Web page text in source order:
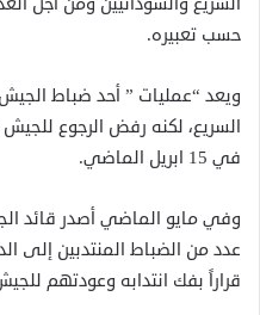
حسب تعبيره.
ويعد “عمليات ” أحد ضباط
السريع، لكنه رفض الرجوع
في 15 ابريل الماضي.
وفي مايو الماضي أصدر قائد
عدد من الضباط المنتدبين إلى
قراراً بفك انتدابه وعودتهم